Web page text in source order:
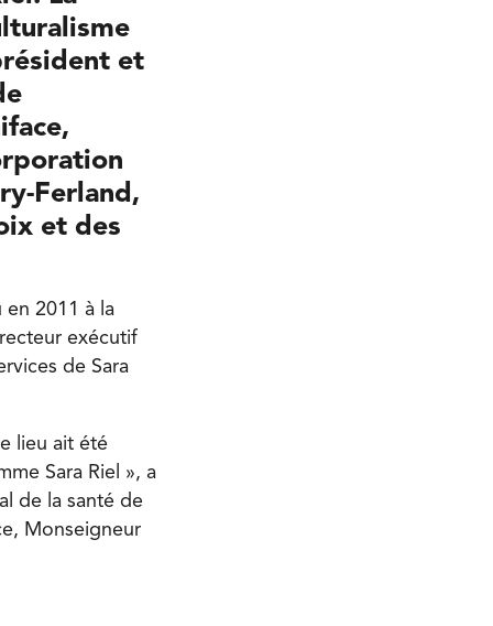
et
Ferland,
et des
en 2011 à la
exécutif
de Sara
lieu ait été
Sara Riel », a
de la santé de
Monseigneur